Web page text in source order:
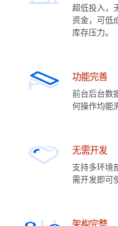
超低投入，
资金，可低
库存压力。
功能完善
前台后台数
何操作均能
无需开发
支持多环境
需开发即可
架构完整